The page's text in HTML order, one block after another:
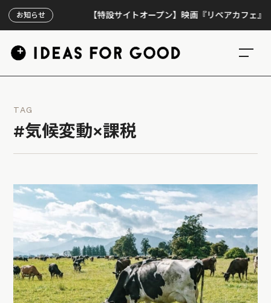
お知らせ 【特設サイトオープン】映画『リペアカフェ』、上
TAG
#気候変動×課税